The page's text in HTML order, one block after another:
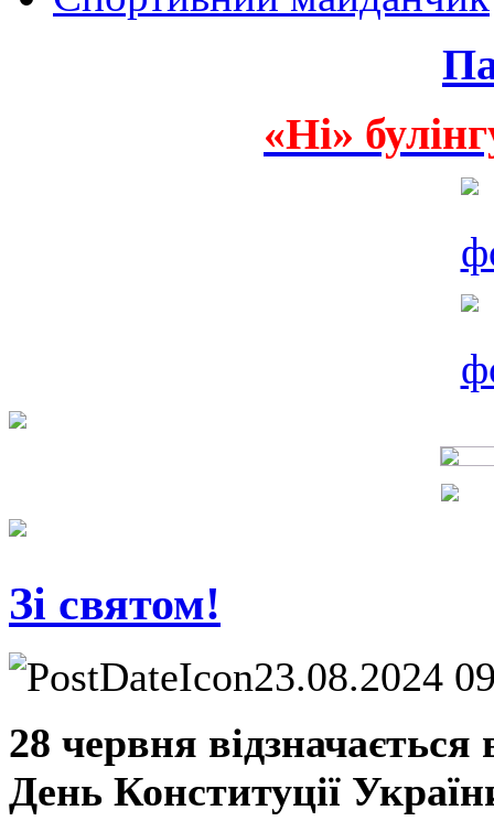
«Ні»
Зі святом!
23.08.2024
28 червня
День Конституції